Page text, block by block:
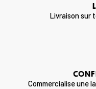
Livraison sur
Commercialise une